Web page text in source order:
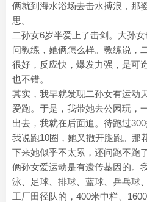
俩就到海水浴场去击水搏浪，那
思。
二孙女6岁半爱上了击剑。大孙
问教练，她俩怎么样。教练说，
很好，反应快，爆发力强，是可
也不错。
其实，我早就发现二孙女有运动
爱跑。于是，我带她去公园玩，
出去，我就在后面追。待跑过
我说跑10圈，她又撒开腿跑。那
下来她似乎不太累，还问跑不跑
俩孙女爱运动是有遗传基因的。
泳、足球、排球、蓝球、乒乓球
工厂田径队的，400米中栏、